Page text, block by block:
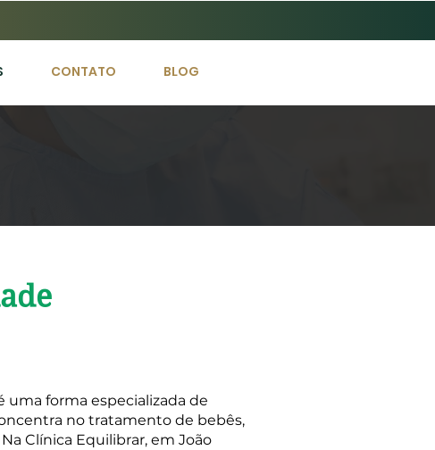
CONTATO BLOG
uma forma especializada de
no tratamento de bebês,
Clínica Equilibrar, em João